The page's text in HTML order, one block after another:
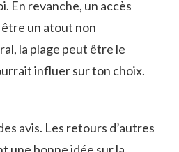
En revanche, un accès
un atout non
la plage peut être le
influer sur ton choix.
avis. Les retours d’autres